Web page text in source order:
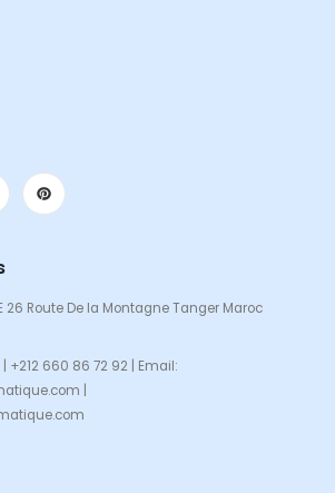
26 Route De la Montagne Tanger Maroc
+212 660 86 72 92 | Email:
|